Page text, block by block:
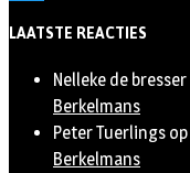
LAATSTE REACTIES
Nelleke de bresser
Berkelmans
Peter Tuerlings op
Berkelmans